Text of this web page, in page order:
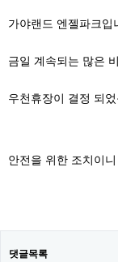
가야랜드 엔젤파크입
금일 계속되는 많은
우천휴장이 결정 되
안전을 위한 조치이
댓글목록